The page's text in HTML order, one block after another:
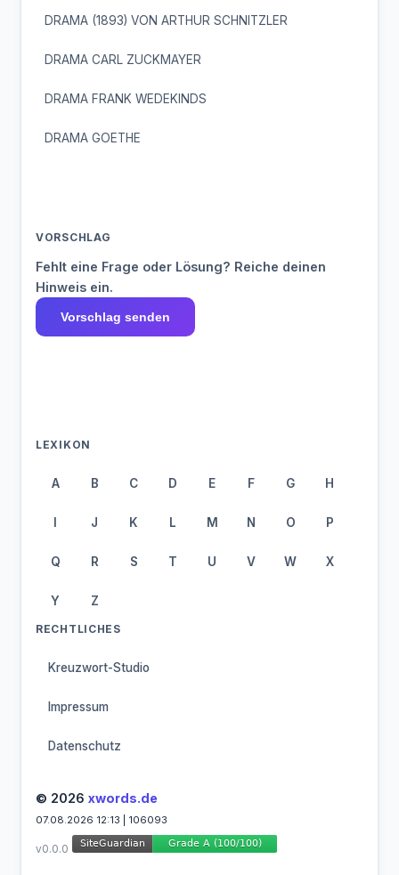
DRAMA (1893) VON ARTHUR SCHNITZLER
DRAMA CARL ZUCKMAYER
DRAMA FRANK WEDEKINDS
DRAMA GOETHE
VORSCHLAG
Fehlt eine Frage oder Lösung? Reiche deinen
Hinweis ein.
Vorschlag senden
LEXIKON
A B C D E F G H
I J K L M N O P
Q R S T U V W X
Y Z
RECHTLICHES
Kreuzwort-Studio
Impressum
Datenschutz
© 2026 xwords.de
07.08.2026 12:13 | 106093
v0.0.0